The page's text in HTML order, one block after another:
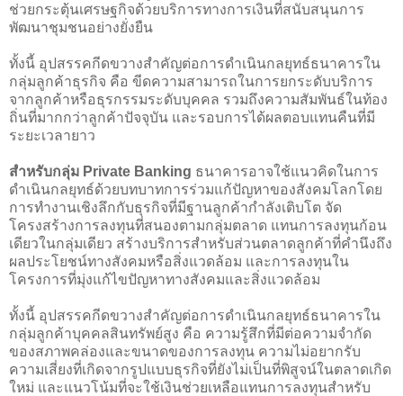
ช่วยกระตุ้นเศรษฐกิจด้วยบริการทางการเงินที่สนับสนุนการ
พัฒนาชุมชนอย่างยั่งยืน
ทั้งนี้ อุปสรรคกีดขวางสำคัญต่อการดำเนินกลยุทธ์ธนาคารใน
กลุ่มลูกค้าธุรกิจ คือ ขีดความสามารถในการยกระดับบริการ
จากลูกค้าหรือธุรกรรมระดับบุคคล รวมถึงความสัมพันธ์ในท้อง
ถิ่นที่มากกว่าลูกค้าปัจจุบัน และรอบการได้ผลตอบแทนคืนที่มี
ระยะเวลายาว
สำหรับกลุ่ม Private Banking ธนาคารอาจใช้แนวคิดในการ
ดำเนินกลยุทธ์ด้วยบทบาทการร่วมแก้ปัญหาของสังคมโลกโดย
การทำงานเชิงลึกกับธุรกิจที่มีฐานลูกค้ากำลังเติบโต จัด
โครงสร้างการลงทุนที่สนองตามกลุ่มตลาด แทนการลงทุนก้อน
เดียวในกลุ่มเดียว สร้างบริการสำหรับส่วนตลาดลูกค้าที่คำนึงถึง
ผลประโยชน์ทางสังคมหรือสิ่งแวดล้อม และการลงทุนใน
โครงการที่มุ่งแก้ไขปัญหาทางสังคมและสิ่งแวดล้อม
ทั้งนี้ อุปสรรคกีดขวางสำคัญต่อการดำเนินกลยุทธ์ธนาคารใน
กลุ่มลูกค้าบุคคลสินทรัพย์สูง คือ ความรู้สึกที่มีต่อความจำกัด
ของสภาพคล่องและขนาดของการลงทุน ความไม่อยากรับ
ความเสี่ยงที่เกิดจากรูปแบบธุรกิจที่ยังไม่เป็นที่พิสูจน์ในตลาดเกิด
ใหม่ และแนวโน้มที่จะใช้เงินช่วยเหลือแทนการลงทุนสำหรับ